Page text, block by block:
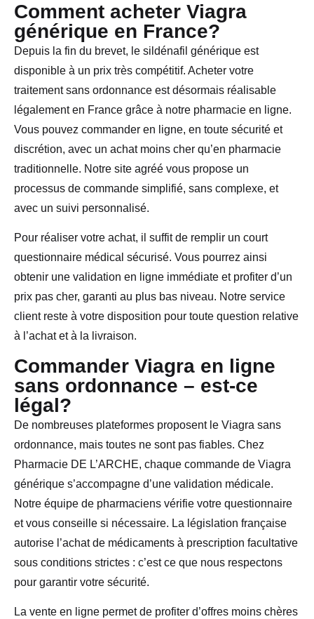
Comment acheter Viagra
générique en France?
Depuis la fin du brevet, le sildénafil générique est
disponible à un prix très compétitif. Acheter votre
traitement sans ordonnance est désormais réalisable
légalement en France grâce à notre pharmacie en ligne.
Vous pouvez commander en ligne, en toute sécurité et
discrétion, avec un achat moins cher qu’en pharmacie
traditionnelle. Notre site agréé vous propose un
processus de commande simplifié, sans complexe, et
avec un suivi personnalisé.
Pour réaliser votre achat, il suffit de remplir un court
questionnaire médical sécurisé. Vous pourrez ainsi
obtenir une validation en ligne immédiate et profiter d’un
prix pas cher, garanti au plus bas niveau. Notre service
client reste à votre disposition pour toute question relative
à l’achat et à la livraison.
Commander Viagra en ligne
sans ordonnance – est-ce
légal?
De nombreuses plateformes proposent le Viagra sans
ordonnance, mais toutes ne sont pas fiables. Chez
Pharmacie DE L’ARCHE, chaque commande de Viagra
générique s’accompagne d’une validation médicale.
Notre équipe de pharmaciens vérifie votre questionnaire
et vous conseille si nécessaire. La législation française
autorise l’achat de médicaments à prescription facultative
sous conditions strictes : c’est ce que nous respectons
pour garantir votre sécurité.
La vente en ligne permet de profiter d’offres moins chères